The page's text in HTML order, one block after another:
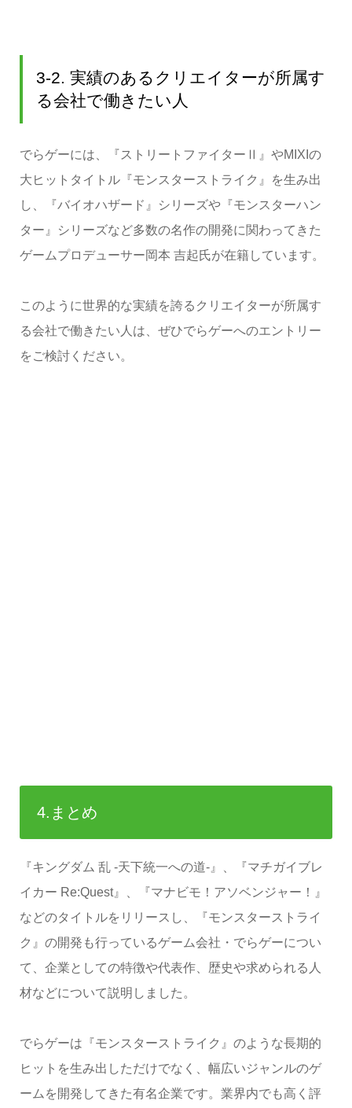
3-2. 実績のあるクリエイターが所属す
る会社で働きたい人
でらゲーには、『ストリートファイターⅡ』やMIXIの
大ヒットタイトル『モンスターストライク』を生み出
し、『バイオハザード』シリーズや『モンスターハン
ター』シリーズなど多数の名作の開発に関わってきた
ゲームプロデューサー岡本 吉起氏が在籍しています。
このように世界的な実績を誇るクリエイターが所属す
る会社で働きたい人は、ぜひでらゲーへのエントリー
をご検討ください。
4.まとめ
『キングダム 乱 -天下統一への道-』、『マチガイブレ
イカー Re:Quest』、『マナビモ！アソベンジャー！』
などのタイトルをリリースし、『モンスターストライ
ク』の開発も行っているゲーム会社・でらゲーについ
て、企業としての特徴や代表作、歴史や求められる人
材などについて説明しました。
でらゲーは『モンスターストライク』のような長期的
ヒットを生み出しただけでなく、幅広いジャンルのゲ
ームを開発してきた有名企業です。業界内でも高く評